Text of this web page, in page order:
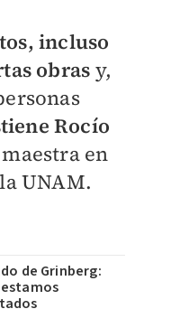
incluso
obras y,
Rocío
en
UNAM.
de Grinberg: